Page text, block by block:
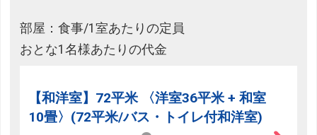
部屋：食事/1室あたりの定員
おとな1名様あたりの代金
【和洋室】72平米 〈洋室36平米 + 和室
10畳〉(72平米/バス・トイレ付和洋室)